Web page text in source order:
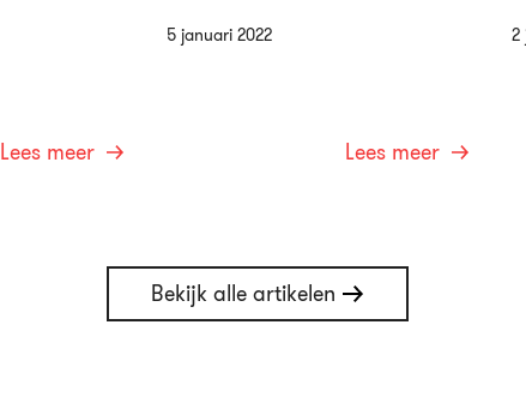
Lees meer
5 januari 2022
Lees meer
2
Bekijk alle artikelen